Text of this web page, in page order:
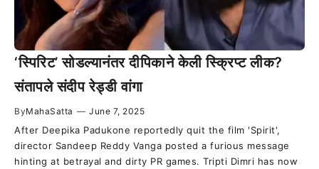
‘स्पिरिट’ सोडल्यानंतर दीपिकाने केली स्क्रिप्ट लीक?
संतापले संदीप रेड्डी वांगा
ByMahaSatta — June 7, 2025
After Deepika Padukone reportedly quit the film 'Spirit',
director Sandeep Reddy Vanga posted a furious message
hinting at betrayal and dirty PR games. Tripti Dimri has now